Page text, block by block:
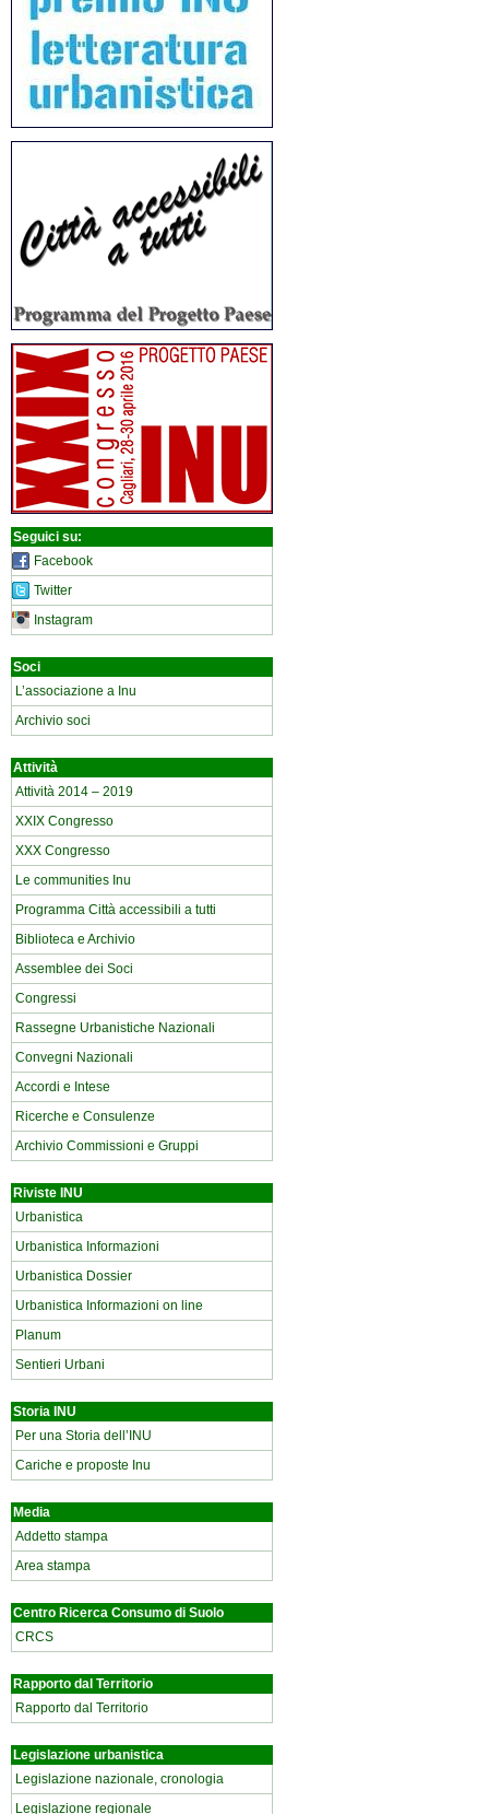
Seguici su:
Facebook
Twitter
Instagram
Soci
L’associazione a Inu
Archivio soci
Attività
Attività 2014 – 2019
XXIX Congresso
XXX Congresso
Le communities Inu
Programma Città accessibili a tutti
Biblioteca e Archivio
Assemblee dei Soci
Congressi
Rassegne Urbanistiche Nazionali
Convegni Nazionali
Accordi e Intese
Ricerche e Consulenze
Archivio Commissioni e Gruppi
Riviste INU
Urbanistica
Urbanistica Informazioni
Urbanistica Dossier
Urbanistica Informazioni on line
Planum
Sentieri Urbani
Storia INU
Per una Storia dell’INU
Cariche e proposte Inu
Media
Addetto stampa
Area stampa
Centro Ricerca Consumo di Suolo
CRCS
Rapporto dal Territorio
Rapporto dal Territorio
Legislazione urbanistica
Legislazione nazionale, cronologia
Legislazione regionale